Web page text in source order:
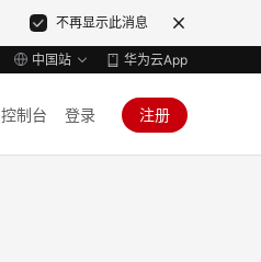
不再显示此消息
中国站 华为云App
控制台 登录 注册